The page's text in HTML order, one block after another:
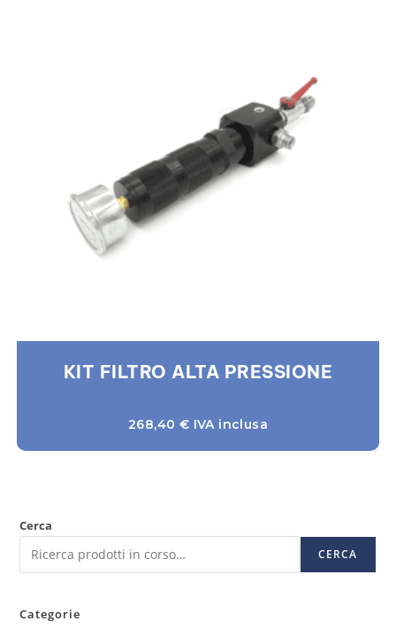
KIT FILTRO ALTA PRESSIONE
268,40 € IVA inclusa
Cerca
CERCA
Categorie